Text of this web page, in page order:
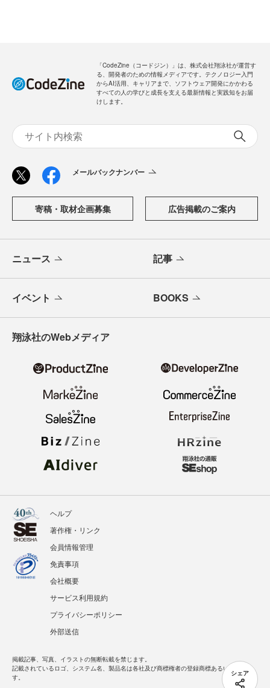
シェア
「CodeZine（コードジン）」は、株式会社翔泳社が運営す
る、開発者のための情報メディアです。テクノロジー入門
からAI活用、キャリアまで、ソフトウェア開発にかかわる
すべての人の学びと成長を支える最新情報と実践知をお届
けします。
メールバックナンバー
寄稿・取材企画募集 広告掲載のご案内
ニュース 記事
イベント BOOKS
翔泳社のWebメディア
ヘルプ
著作権・リンク
会員情報管理
免責事項
会社概要
サービス利用規約
プライバシーポリシー
外部送信
掲載記事、写真、イラストの無断転載を禁じます。
記載されているロゴ、システム名、製品名は各社及び商標権者の登録商標あるいは商標で
す。